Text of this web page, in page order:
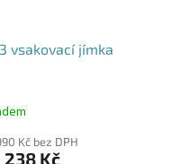
vsakovací jímka
Kč bez DPH
238 Kč